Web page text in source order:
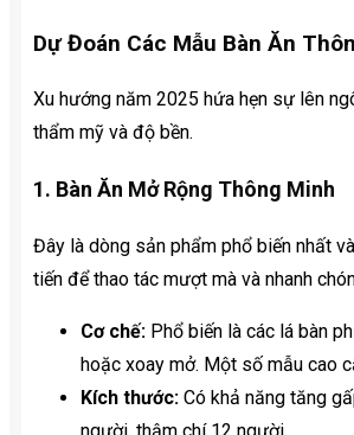
Dự Đoán Các Mẫu Bàn Ăn
Xu hướng năm 2025 hứa hẹn sự lên
thẩm mỹ và độ bền.
1. Bàn Ăn Mở Rộng Thông Minh
Đây là dòng sản phẩm phổ biến nhất
tiến để thao tác mượt mà và nhanh
Cơ chế: Phổ biến là các lá bàn
hoặc xoay mở. Một số mẫu cao
Kích thước: Có khả năng tăng